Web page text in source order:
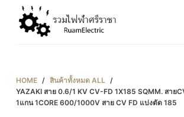
o
c
HOME / สินค้าทั้งหมด ALL /
YAZAKI สาย 0.6/1 KV CV-FD 1X185 SQMM. สาย
1แกน 1CORE 600/1000V สาย CV FD แบ่งตัด 185